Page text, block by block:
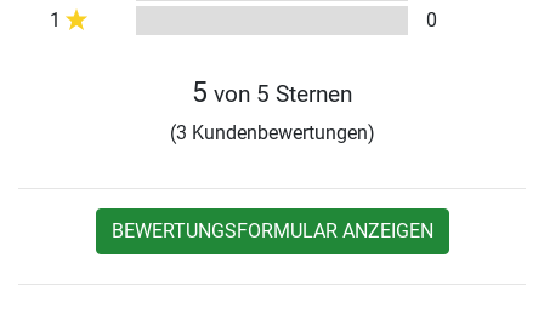
1
0
5 von 5 Sternen
(3 Kundenbewertungen)
BEWERTUNGSFORMULAR ANZEIGEN